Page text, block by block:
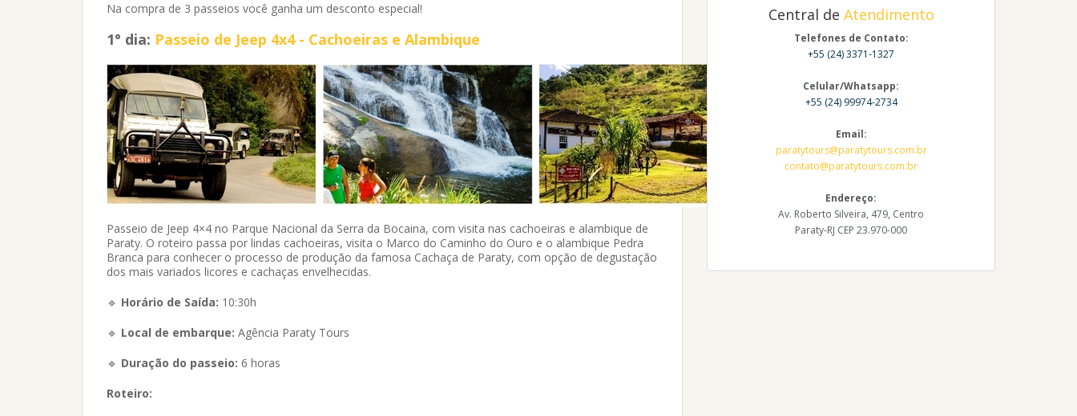
Na compra de 3 passeios você ganha um desconto especial!
1° dia: Passeio de Jeep 4x4 - Cachoeiras e Alambique
Passeio de Jeep 4×4 no Parque Nacional da Serra da Bocaina, com visita nas cachoeiras e alambique de
Paraty. O roteiro passa por lindas cachoeiras, visita o Marco do Caminho do Ouro e o alambique Pedra
Branca para conhecer o processo de produção da famosa Cachaça de Paraty, com opção de degustação
dos mais variados licores e cachaças envelhecidas.
🔹 Horário de Saída: 10:30h
🔹 Local de embarque: Agência Paraty Tours
🔹 Duração do passeio: 6 horas
Roteiro:
Central de Atendimento
Telefones de Contato:
+55 (24) 3371-1327
Celular/Whatsapp:
+55 (24) 99974-2734
Email:
paratytours@paratytours.com.br
contato@paratytours.com.br
Endereço:
Av. Roberto Silveira, 479, Centro
Paraty-RJ CEP 23.970-000